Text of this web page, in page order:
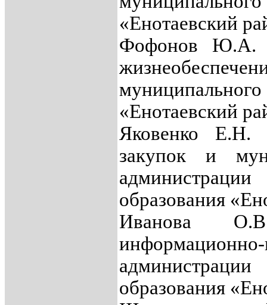
«Енотаевский
Фофонов Ю.А. -
«Енотаевский
Яковенко Е.Н.
закупок и
образования
Иванова
образования